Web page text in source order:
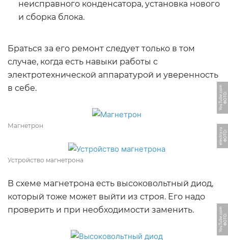
неисправного конденсатора, установка нового
и сборка блока.
Браться за его ремонт следует только в том
случае, когда есть навыки работы с
электротехнической аппаратурой и уверенность
в себе.
Ф
О
Т
О:
Y
o
u
T
u
b
e.
c
o
m
Магнетрон
Ф
О
Т
О:
el
e
c
t
r
y.
r
u
Устройство магнетрона
В схеме магнетрона есть высоковольтный диод,
который тоже может выйти из строя. Его надо
проверить и при необходимости заменить.
Ф
О
Т
О:
Y
o
u
T
u
b
e.
c
o
m